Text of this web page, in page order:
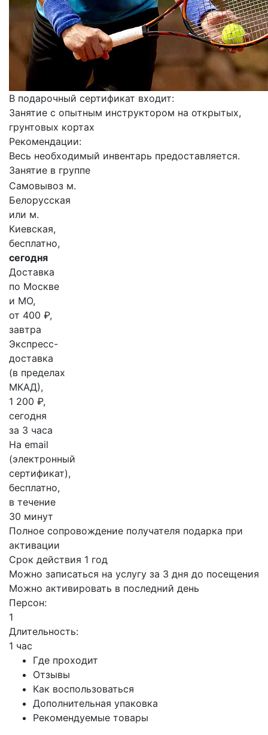
В подарочный сертификат входит:
Занятие с опытным инструктором на открытых,
грунтовых кортах
Рекомендации:
Весь необходимый инвентарь предоставляется.
Занятие в группе
Самовывоз м.
Белорусская
или м.
Киевская,
бесплатно,
сегодня
Доставка
по Москве
и МО,
от 400 ₽,
завтра
Экспресс-
доставка
(в пределах
МКАД),
1 200 ₽,
сегодня
за 3 часа
На email
(электронный
сертификат),
бесплатно,
в течение
30 минут
Полное сопровождение получателя подарка при
активации
Срок действия 1 год
Можно записаться на услугу за 3 дня до посещения
Можно активировать в последний день
Персон:
1
Длительность:
1 час
Где проходит
Отзывы
Как воспользоваться
Дополнительная упаковка
Рекомендуемые товары